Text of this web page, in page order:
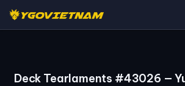
Deck Tearlaments #43026 —